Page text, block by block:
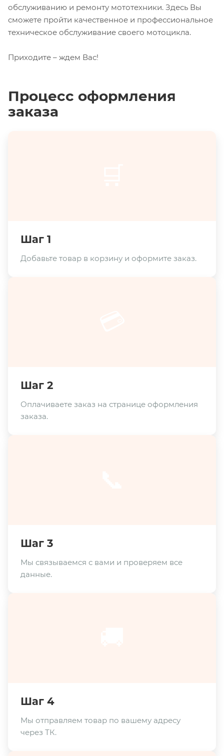
обслуживанию и ремонту мототехники. Здесь Вы
сможете пройти качественное и профессиональное
техническое обслуживание своего мотоцикла.
Приходите – ждем Вас!
Процесс оформления
заказа
Шаг 1
Добавьте товар в корзину и оформите заказ.
Шаг 2
Оплачиваете заказ на странице оформления
заказа.
Шаг 3
Мы связываемся с вами и проверяем все
данные.
Шаг 4
Мы отправляем товар по вашему адресу
через ТК.